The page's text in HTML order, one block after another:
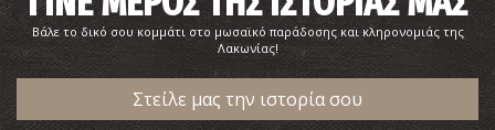
Γυαλιά
~4.1Km
Βάλε το δικό σου κομμάτι στο μωσαϊκό παράδοσης και κληρονομιάς της
Λακωνίας!
Στείλε μας την ιστορία σου